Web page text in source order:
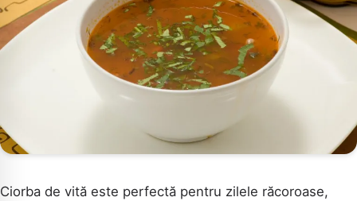
Ciorba de vită este perfectă pentru zilele răcoroase,